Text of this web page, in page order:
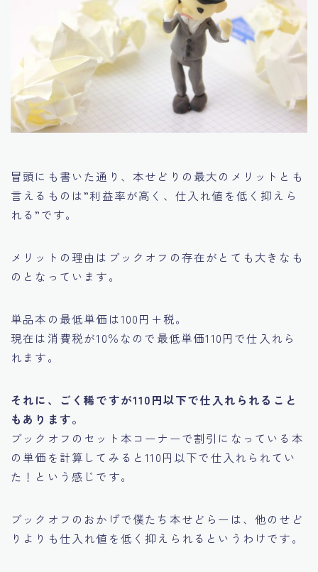
冒頭にも書いた通り、本せどりの最大のメリットとも
言えるものは”利益率が高く、仕入れ値を低く抑えら
れる”です。
メリットの理由はブックオフの存在がとても大きなも
のとなっています。
単品本の最低単価は100円＋税。
現在は消費税が10％なので最低単価110円で仕入れら
れます。
それに、ごく稀ですが110円以下で仕入れられること
もあります。
ブックオフのセット本コーナーで割引になっている本
の単価を計算してみると110円以下で仕入れられてい
た！という感じです。
ブックオフのおかげで僕たち本せどらーは、他のせど
りよりも仕入れ値を低く抑えられるというわけです。